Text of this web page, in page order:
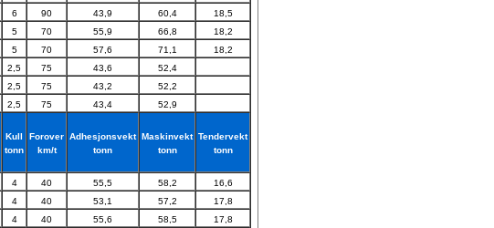
6 90 43,9 60,4
18,5
5 70 55,9 66,8
18,2
5 70 57,6 71,1
18,2
2,5 75 43,6
52,4
2,5 75 43,2
52,2
2,5 75 43,4 52,9
Kull
tonn
Forover
km/t
Adhesjonsvekt
tonn
Maskinvekt
tonn
Tendervekt
tonn
4 40 55,5 58,2
16,6
4 40 53,1 57,2
17,8
4 40 55,6 58,5
17,8